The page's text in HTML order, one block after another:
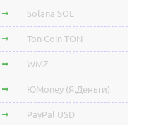
Solana SOL
Ton Coin TON
WMZ
ЮMoney (Я.Деньги)
PayPal USD